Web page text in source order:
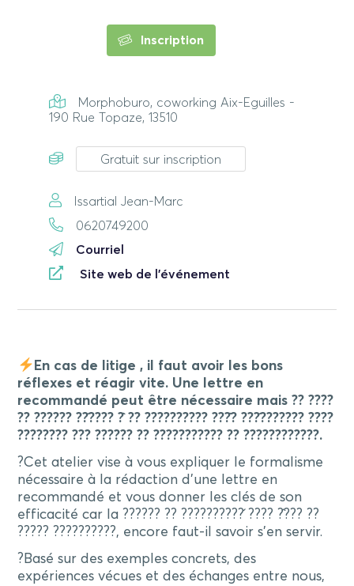
Inscription
Morphoburo, coworking Aix-Eguilles -
190 Rue Topaze, 13510
Gratuit sur inscription
Issartial Jean-Marc
0620749200
Courriel
Site web de l'événement
En cas de litige , il faut avoir les bons
réflexes et réagir vite. Une lettre en
recommandé peut être nécessaire mais ?? ????
?? ?????? ??́???? ?̀ ?? ?????????? ???̀? ???́??????? ????
???????? ??? ?????? ?? ??????????? ?? ????????????.
?Cet atelier vise à vous expliquer le formalisme
nécessaire à la rédaction d’une lettre en
recommandé et vous donner les clés de son
efficacité car la ?????? ?? ??????????́ ???? ?̂??? ??
????? ??????????, encore faut-il savoir s’en servir.
?Basé sur des exemples concrets, des
expériences vécues et des échanges entre nous,